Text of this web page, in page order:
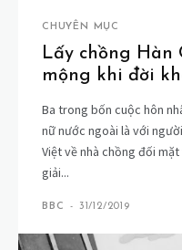
CHUYÊN MỤC
Lấy chồng Hàn
mộng khi đời
Ba trong bốn cuộc hôn
nữ nước ngoài là với
Việt về nhà chồng đối mặt
giải...
BBC - 31/12/2019